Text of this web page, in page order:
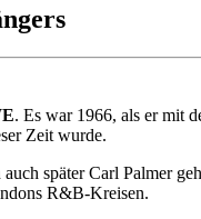
. Es war 1966, als er mit
Zeit wurde.
später Carl Palmer
R&B-Kreisen.